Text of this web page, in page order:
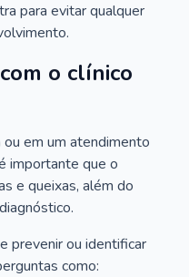
para evitar qualquer
o clínico
em um atendimento
importante que o
e queixas, além do
prevenir ou identificar
como: